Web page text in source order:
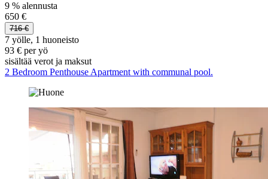
9 % alennusta
650 €
716 €
7 yölle, 1 huoneisto
93 € per yö
sisältää verot ja maksut
2 Bedroom Penthouse Apartment with communal pool.